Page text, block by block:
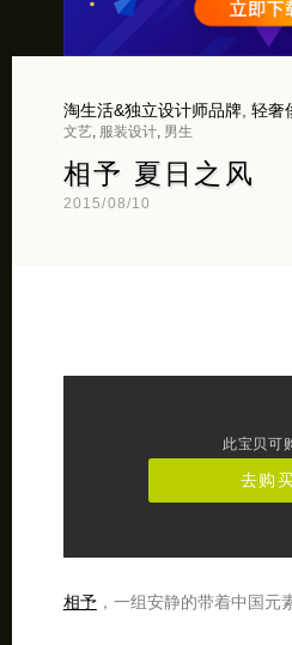
淘生活&独立设计师品牌, 轻奢
文艺, 服装设计, 男生
相予 夏日之风
2015/08/10
此宝贝可
去购
相予，一组安静的带着中国元